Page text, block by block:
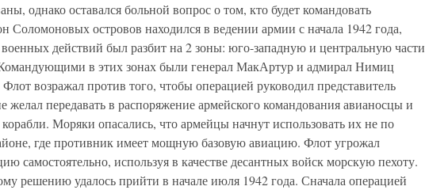
однако оставался больной вопрос о том, кто будет командовать
Соломоновых островов находился в ведении армии с начала 1942 года,
военных действий был разбит на 2 зоны: юго-западную и центральную части
в этих зонах были генерал МакАртур и адмирал Нимиц
Флот возражал против того, чтобы операцией руководил представитель
желал передавать в распоряжение армейского командования авианосцы и
Моряки опасались, что армейцы начнут использовать их не по
где противник имеет мощную базовую авиацию. Флот угрожал
самостоятельно, используя в качестве десантных войск морскую пехоту.
решению удалось прийти в начале июля 1942 года. Сначала операцией